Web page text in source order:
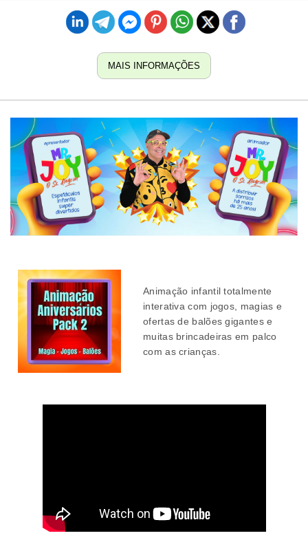
MAIS INFORMAÇÕES
Animação infantil totalmente
interativa com jogos, magias e
ofertas de balões gigantes e
muitas brincadeiras em palco
com as crianças.